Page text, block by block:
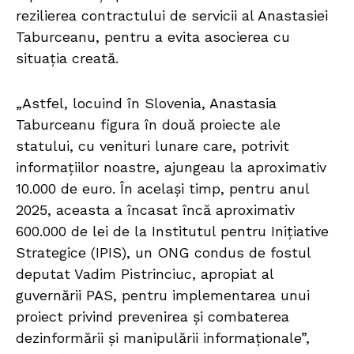
rezilierea contractului de servicii al Anastasiei
Taburceanu, pentru a evita asocierea cu
situația creată.
„Astfel, locuind în Slovenia, Anastasia
Taburceanu figura în două proiecte ale
statului, cu venituri lunare care, potrivit
informațiilor noastre, ajungeau la aproximativ
10.000 de euro. În același timp, pentru anul
2025, aceasta a încasat încă aproximativ
600.000 de lei de la Institutul pentru Inițiative
Strategice (IPIS), un ONG condus de fostul
deputat Vadim Pistrinciuc, apropiat al
guvernării PAS, pentru implementarea unui
proiect privind prevenirea și combaterea
dezinformării și manipulării informaționale”,